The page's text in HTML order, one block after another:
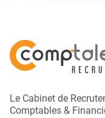
Le Cabinet de
Comptables &